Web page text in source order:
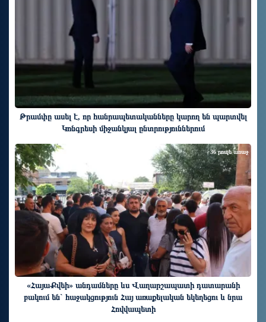
Թրամփը ասել է, որ հանրապետականները կարող են պարտվել
Կոնգրեսի միջանկյալ ընտրություններում
«ՀայաՔվեի» անդամները ևս Վաղարշապատի դատարանի
բակում են` հաջակցություն Հայ առաքելական եկեղեցու և նրա
Հովվապետի
36 րոպե առաջ